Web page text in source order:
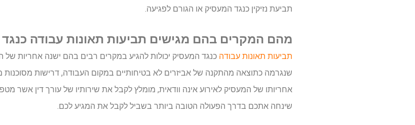
תביעת נזיקין כנגד המעסיק או הגורם לפגיעה.
מהם המקרים בהם מגישים תביעות תאונות עבודה
תביעות תאונות עבודה כנגד המעסיק יכולות להגיע במקרים רבים בהם ישנה אחריות של
שנגרמה כתוצאה מהתקנה של אביזרים לא בטיחותיים במקום העבודה, דרישות
אחריותו של המעסיק לאירוע אינה וודאית, מומלץ לקבל את שירותיו של עורך דין אשר
שינחה אתכם בדרך הפעולה הטובה ביותר בשביל לקבל את המגיע לכם.